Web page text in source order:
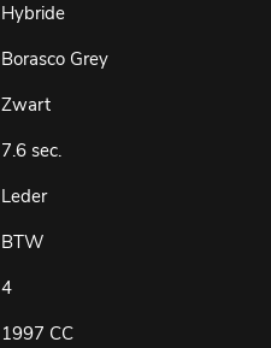
Hybride
Borasco Grey
Zwart
7.6 sec.
Leder
BTW
4
1997 CC